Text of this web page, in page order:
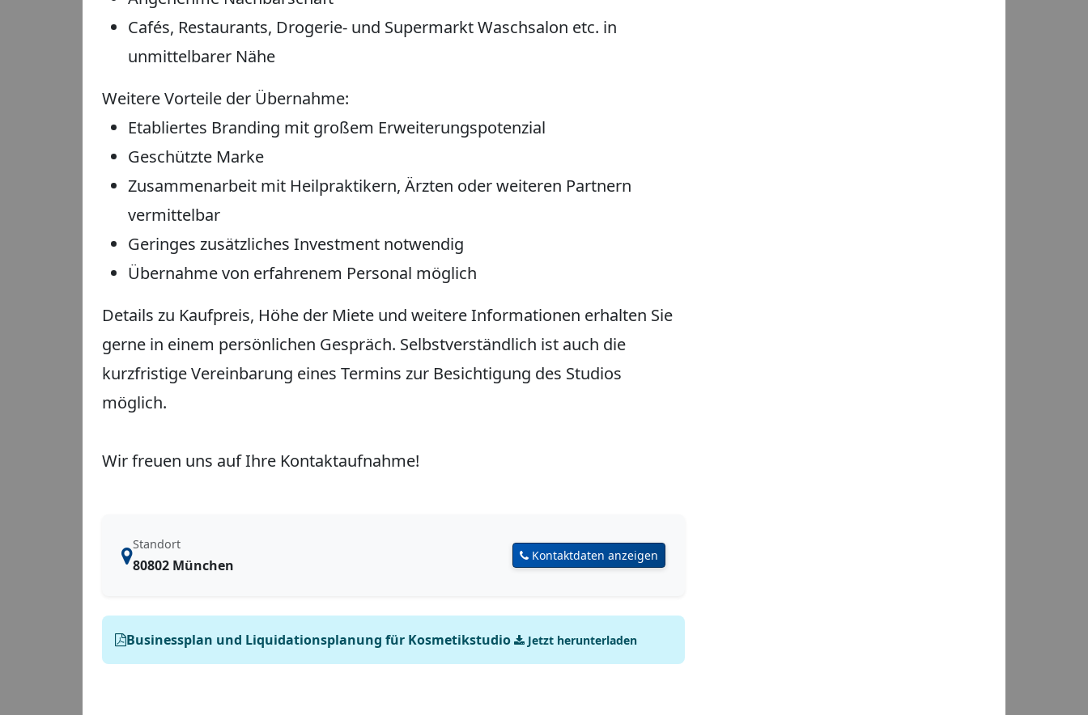
Cafés, Restaurants, Drogerie- und Supermarkt Waschsalon etc. in
unmittelbarer Nähe
Weitere Vorteile der Übernahme:
Etabliertes Branding mit großem Erweiterungspotenzial
Geschützte Marke
Zusammenarbeit mit Heilpraktikern, Ärzten oder weiteren Partnern
vermittelbar
Geringes zusätzliches Investment notwendig
Übernahme von erfahrenem Personal möglich
Details zu Kaufpreis, Höhe der Miete und weitere Informationen erhalten Sie
gerne in einem persönlichen Gespräch. Selbstverständlich ist auch die
kurzfristige Vereinbarung eines Termins zur Besichtigung des Studios
möglich.
Wir freuen uns auf Ihre Kontaktaufnahme!
Standort
80802 München
Kontaktdaten anzeigen
Businessplan und Liquidationsplanung für Kosmetikstudio Jetzt herunterladen